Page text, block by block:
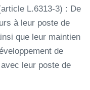
L.6313-3) : De
à leur poste de
que leur maintien
de
leur poste de